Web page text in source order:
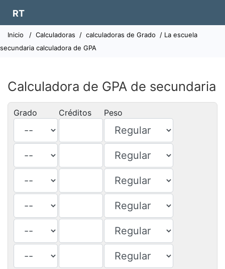
RT
Inicio / Calculadoras / calculadoras de Grado
/ La escuela
secundaria calculadora de GPA
Calculadora de GPA de secundaria
Grado Créditos Peso